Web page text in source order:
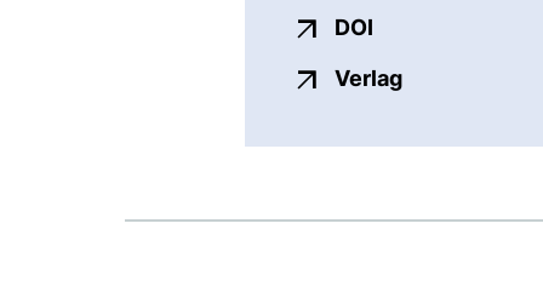
DOI
Verlagexterner